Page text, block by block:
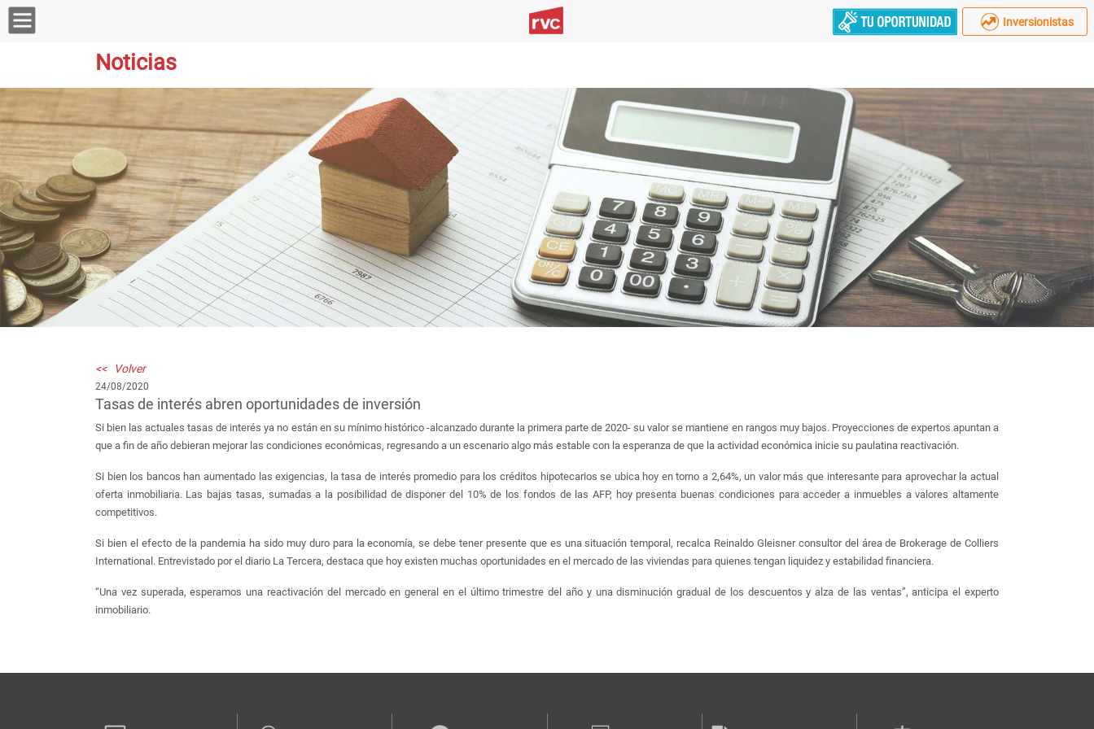
Inversionistas
Noticias
<< Volver
24/08/2020
Tasas de interés abren oportunidades de inversión
Si bien las actuales tasas de interés ya no están en su mínimo histórico -alcanzado durante la primera parte de 2020- su valor se mantiene en rangos muy bajos. Proyecciones de expertos apuntan a
que a fin de año debieran mejorar las condiciones económicas, regresando a un escenario algo más estable con la esperanza de que la actividad económica inicie su paulatina reactivación.
Si bien los bancos han aumentado las exigencias, la tasa de interés promedio para los créditos hipotecarios se ubica hoy en torno a 2,64%, un valor más que interesante para aprovechar la actual
oferta inmobiliaria. Las bajas tasas, sumadas a la posibilidad de disponer del 10% de los fondos de las AFP, hoy presenta buenas condiciones para acceder a inmuebles a valores altamente
competitivos.
Si bien el efecto de la pandemia ha sido muy duro para la economía, se debe tener presente que es una situación temporal, recalca Reinaldo Gleisner consultor del área de Brokerage de Colliers
International. Entrevistado por el diario La Tercera, destaca que hoy existen muchas oportunidades en el mercado de las viviendas para quienes tengan liquidez y estabilidad financiera.
“Una vez superada, esperamos una reactivación del mercado en general en el último trimestre del año y una disminución gradual de los descuentos y alza de las ventas”, anticipa el experto
inmobiliario.